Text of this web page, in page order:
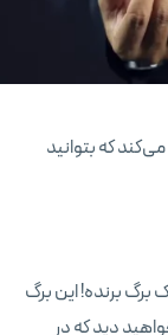
که بتوانید
برگ برنده! این برگ
دید که در